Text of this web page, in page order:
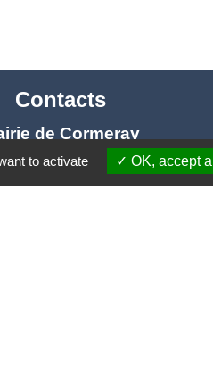
Contacts
de Cormeray
LA BUISSONNIERE
Cormeray - FRANCE
to activate OK, accept all